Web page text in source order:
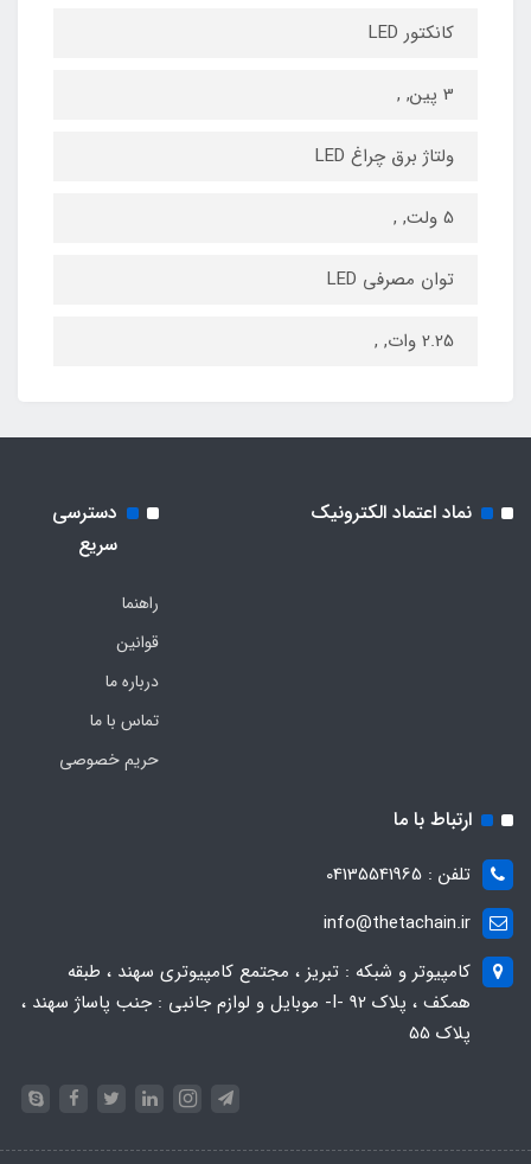
کانکتور LED
3 پین, ,
ولتاژ برق چراغ LED
5 ولت, ,
توان مصرفی LED
2.25 وات, ,
نماد اعتماد الکترونیک
دسترسی
سریع
راهنما
قوانین
درباره ما
تماس با ما
حریم خصوصی
ارتباط با ما
تلفن : 04135541965
info@thetachain.ir
کامپیوتر و شبکه : تبریز ، مجتمع کامپیوتری سهند ، طبقه
همکف ، پلاک 92 -I- موبایل و لوازم جانبی : جنب پاساژ سهند ،
پلاک 55